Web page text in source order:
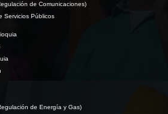
de Comunicaciones)
Servicios Públicos
de Energía y Gas)